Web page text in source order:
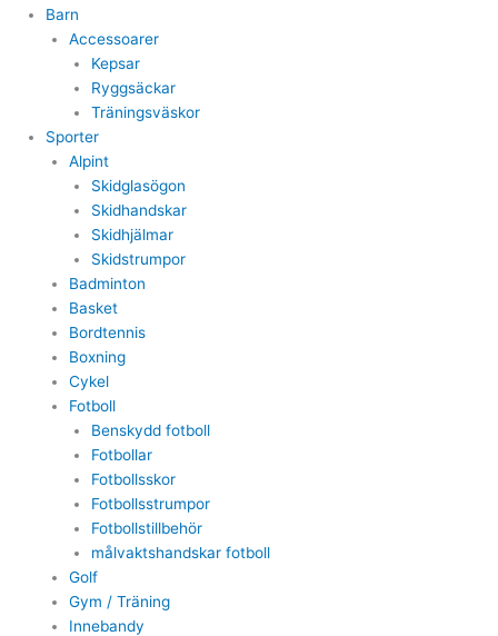
Barn
Accessoarer
Kepsar
Ryggsäckar
Träningsväskor
Sporter
Alpint
Skidglasögon
Skidhandskar
Skidhjälmar
Skidstrumpor
Badminton
Basket
Bordtennis
Boxning
Cykel
Fotboll
Benskydd fotboll
Fotbollar
Fotbollsskor
Fotbollsstrumpor
Fotbollstillbehör
målvaktshandskar fotboll
Golf
Gym / Träning
Innebandy